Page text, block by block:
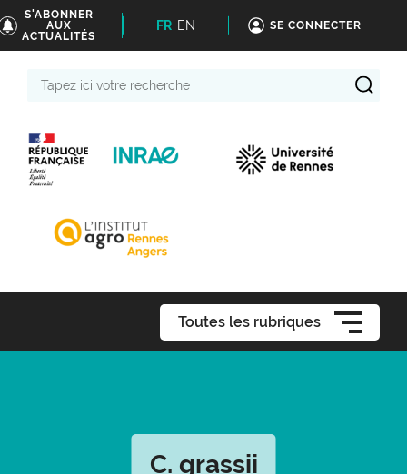
S'ABONNER
AUX
ACTUALITÉS
FR EN SE CONNECTER
Toutes les rubriques
C. grassii